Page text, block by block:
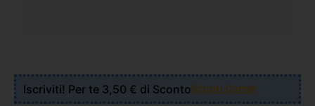
Iscriviti! Per te 3,50 € di ScontoScopri Come!